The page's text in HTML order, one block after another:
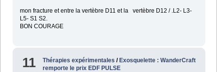
mon fracture et entre la vertèbre D11 et la vertèbre D12 / .L2- L3-
L5- S1 S2.
BON COURAGE
11 Thérapies expérimentales /Exosquelette : WanderCraft
remporte le prix EDF PULSE